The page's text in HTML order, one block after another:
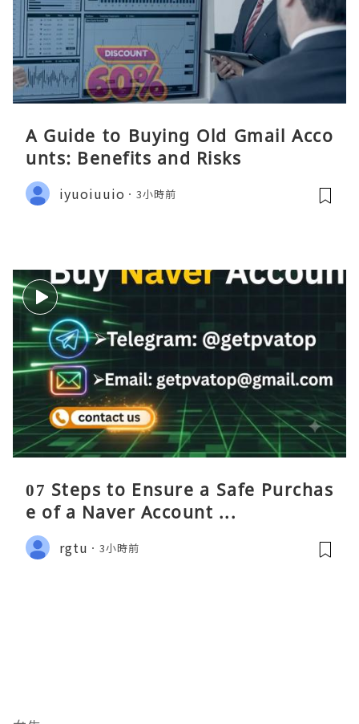
A Guide to Buying Old Gmail Acco
unts: Benefits and Risks
iyuoiuuio 3小時前
07 Steps to Ensure a Safe Purchas
e of a Naver Account ...
rgtu 3小時前